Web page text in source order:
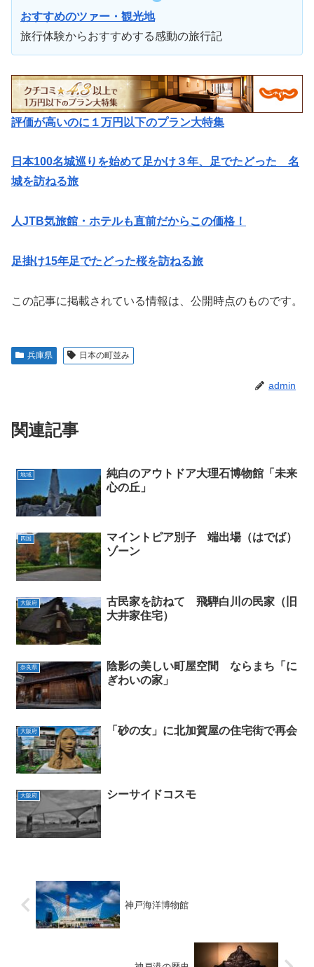
おすすめのツァー・観光地
旅行体験からおすすめする感動の旅行記
評価が高いのに１万円以下のプラン大特集
日本100名城巡りを始めて足かけ３年、足でたどった 名
城を訪ねる旅
人JTB気旅館・ホテルも直前だからこの価格！
足掛け15年足でたどった桜を訪ねる旅
この記事に掲載されている情報は、公開時点のものです。
兵庫県 日本の町並み
admin
関連記事
地域
純白のアウトドア大理石博物館「未来
心の丘」
四国
マイントピア別子 端出場（はでば）
ゾーン
大阪府
古民家を訪ねて 飛騨白川の民家（旧
大井家住宅）
奈良県
陰影の美しい町屋空間 ならまち「に
ぎわいの家」
大阪府 「砂の女」に北加賀屋の住宅街で再会
大阪府 シーサイドコスモ
神戸海洋博物館